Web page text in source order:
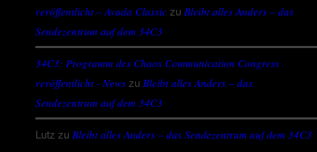
veröffentlicht – Avada Classic zu Bleibt alles Anders – das
Sendezentrum auf dem 34C3
34C3: Programm des Chaos Communication Congress
veröffentlicht - News zu Bleibt alles Anders – das
Sendezentrum auf dem 34C3
Lutz zu Bleibt alles Anders – das Sendezentrum auf dem 34C3